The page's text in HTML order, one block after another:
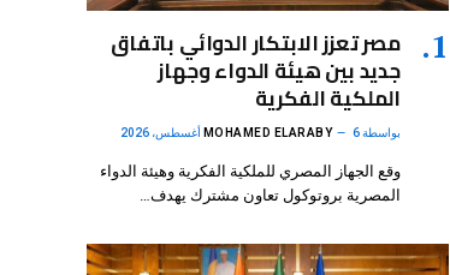
مصر تعزز الابتكار الدوائي باتفاق
جديد بين هيئة الدواء وجهاز
الملكية الفكرية
بواسطة MOHAMED ELARABY 6 أغسطس، 2026
وقع الجهاز المصري للملكية الفكرية وهيئة الدواء
المصرية بروتوكول تعاون مشترك يهدف…